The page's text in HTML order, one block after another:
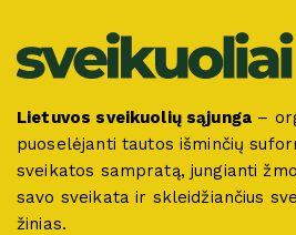
Lietuvos sveikuolių sąjunga –
puoselėjanti tautos išminčių
sveikatos sampratą, jungianti
savo sveikata ir skleidžiančius
žinias.